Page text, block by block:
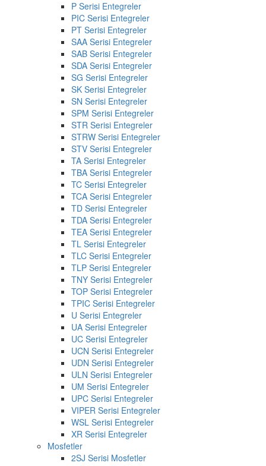
P Serisi Entegreler
PIC Serisi Entegreler
PT Serisi Entegreler
SAA Serisi Entegreler
SAB Serisi Entegreler
SDA Serisi Entegreler
SG Serisi Entegreler
SK Serisi Entegreler
SN Serisi Entegreler
SPM Serisi Entegreler
STR Serisi Entegreler
STRW Serisi Entegreler
STV Serisi Entegreler
TA Serisi Entegreler
TBA Serisi Entegreler
TC Serisi Entegreler
TCA Serisi Entegreler
TD Serisi Entegreler
TDA Serisi Entegreler
TEA Serisi Entegreler
TL Serisi Entegreler
TLC Serisi Entegreler
TLP Serisi Entegreler
TNY Serisi Entegreler
TOP Serisi Entegreler
TPIC Serisi Entegreler
U Serisi Entegreler
UA Serisi Entegreler
UC Serisi Entegreler
UCN Serisi Entegreler
UDN Serisi Entegreler
ULN Serisi Entegreler
UM Serisi Entegreler
UPC Serisi Entegreler
VIPER Serisi Entegreler
WSL Serisi Entegreler
XR Serisi Entegreler
Mosfetler
2SJ Serisi Mosfetler